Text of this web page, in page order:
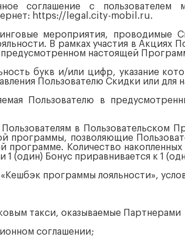
соглашение с пользователем
https://legal.city-mobil.ru.
мероприятия, проводимые
В рамках участия в Акциях
настоящей
букв и/или цифр, указание
Пользователю Скидки или для
Пользователю в
в Пользовательском
позволяющие
программе. Количество
(один) Бонус приравнивается к 1
программы лояльности»,
такси, оказываемые Партнерами
соглашении;